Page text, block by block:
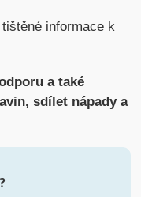
informace k
a také
sdílet nápady a